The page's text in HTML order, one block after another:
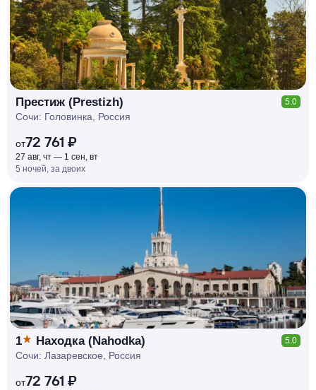
Престиж (Prestizh) 5.0
Сочи: Головинка, Россия
от72 761 ₽
27 авг, чт — 1 сен, вт
5 ночей, за двоих
РУБЛЯ
МИ
Д
О 7
1 Находка (Nahodka) 5.0
Сочи: Лазаревское, Россия
от72 761 ₽